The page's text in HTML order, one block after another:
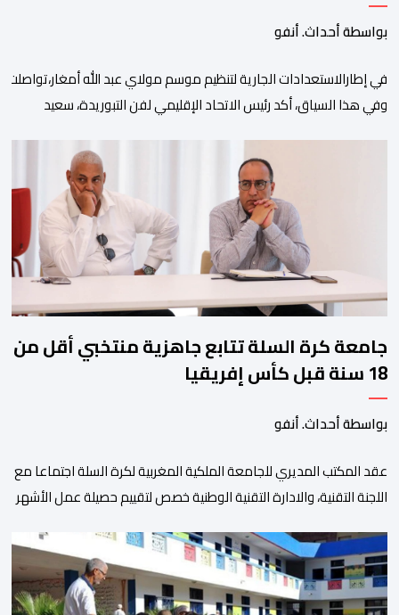
بواسطة أحداث. أنفو
في إطارالاستعدادات الجارية لتنظيم موسم مولاي عبد الله
وفي هذا السياق، أكد رئيس الاتحاد الإقليمي لفن التبوريدة، سعيد
ولم تخل هذه الدورة من مؤشرات إيجابية على مستوى تنوعالمشاركة،
وتبرز هذه الأرقام الحجم الكبير الذي باتت تعرفه تظاهرةالتبوريدة
ومن المرتقب أن تعرف فعاليات الموسم إقبالا جماهيريا
واسعا،في ظل الشغف الكبير الذي يحظى به فن التبوريدة، باعتبارهأحد
جامعة كرة السلة تتابع جاهزية منتخبي أقل من
18 سنة قبل كأس إفريقيا
بواسطة أحداث. أنفو
عقد المكتب المديري للجامعة الملكية المغربية لكرة السلة اجتماعا مع
اللجنة التقنية، والادارة التقنية الوطنية خصص لتقييم حصيلة عمل الأشهر
المنتخبات الوطنية خلال الفترة الأخيرة. وشهد الاجتماع تقديم عرض
مفصل حول مشاركة المنتخبين الوطنيين لأقل من 18 سنة، إناثا وذكورا،
من طرف اللجنة التقنية التي واكبت كل […]